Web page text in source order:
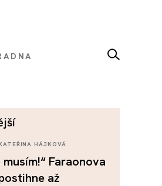
HÁJKOVÁ
musím!“ Faraonova
až